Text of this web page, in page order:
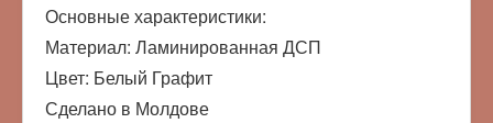
Основные характеристики:
Материал: Ламинированная ДСП
Цвет: Белый Графит
Сделано в Молдове